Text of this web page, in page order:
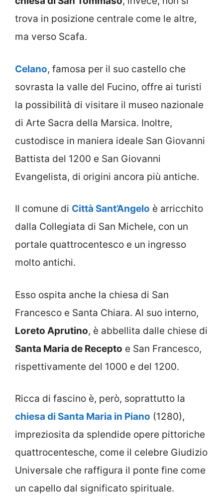
trova in posizione centrale come le altre,
ma verso Scafa.
Celano, famosa per il suo castello che
sovrasta la valle del Fucino, offre ai turisti
la possibilità di visitare il museo nazionale
di Arte Sacra della Marsica. Inoltre,
custodisce in maniera ideale San Giovanni
Battista del 1200 e San Giovanni
Evangelista, di origini ancora più antiche.
Il comune di Città Sant’Angelo è arricchito
dalla Collegiata di San Michele, con un
portale quattrocentesco e un ingresso
molto antichi.
Esso ospita anche la chiesa di San
Francesco e Santa Chiara. Al suo interno,
Loreto Aprutino, è abbellita dalle chiese di
Santa Maria de Recepto e San Francesco,
rispettivamente del 1000 e del 1200.
Ricca di fascino è, però, soprattutto la
chiesa di Santa Maria in Piano (1280),
impreziosita da splendide opere pittoriche
quattrocentesche, come il celebre Giudizio
Universale che raffigura il ponte fine come
un capello dal significato spirituale.